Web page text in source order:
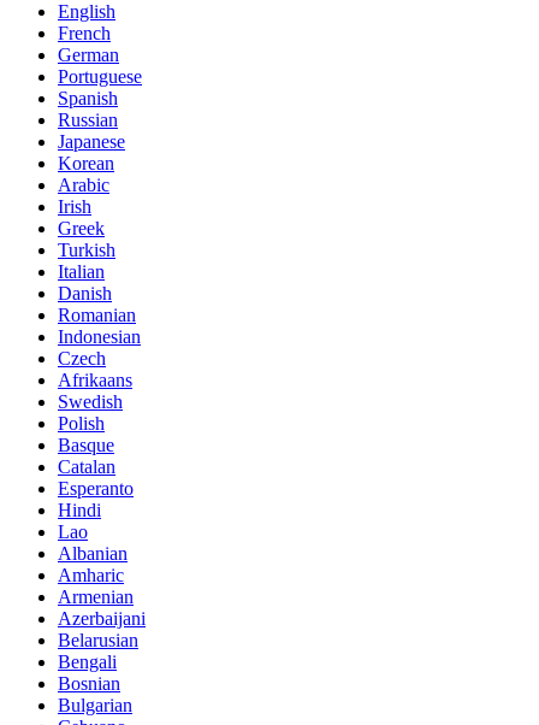
English
French
German
Portuguese
Spanish
Russian
Japanese
Korean
Arabic
Irish
Greek
Turkish
Italian
Danish
Romanian
Indonesian
Czech
Afrikaans
Swedish
Polish
Basque
Catalan
Esperanto
Hindi
Lao
Albanian
Amharic
Armenian
Azerbaijani
Belarusian
Bengali
Bosnian
Bulgarian